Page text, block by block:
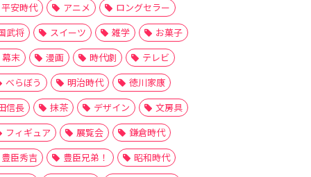
平安時代
アニメ
ロングセラー
武将
スイーツ 雑学
お菓子
幕末
漫画 時代劇
テレビ
べらぼう
明治時代
徳川家康
信長
抹茶 デザイン
文房具
フィギュア
展覧会
鎌倉時代
豊臣秀吉
豊臣兄弟！
昭和時代